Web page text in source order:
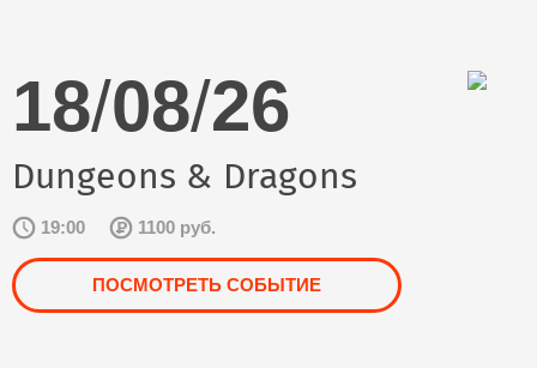
18/08/26
Dungeons & Dragons
19:00 1100 руб.
ПОСМОТРЕТЬ СОБЫТИЕ